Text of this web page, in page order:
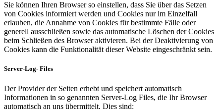
Sie können Ihren Browser so einstellen, dass Sie über das Setzen
von Cookies informiert werden und Cookies nur im Einzelfall
erlauben, die Annahme von Cookies für bestimmte Fälle oder
generell ausschließen sowie das automatische Löschen der Cookies
beim Schließen des Browser aktivieren. Bei der Deaktivierung von
Cookies kann die Funktionalität dieser Website eingeschränkt sein.
Server-Log- Files
Der Provider der Seiten erhebt und speichert automatisch
Informationen in so genannten Server-Log Files, die Ihr Browser
automatisch an uns übermittelt. Dies sind: